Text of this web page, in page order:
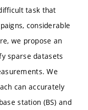
task that
considerable
we propose an
sparse datasets
We
can accurately
station (BS) and